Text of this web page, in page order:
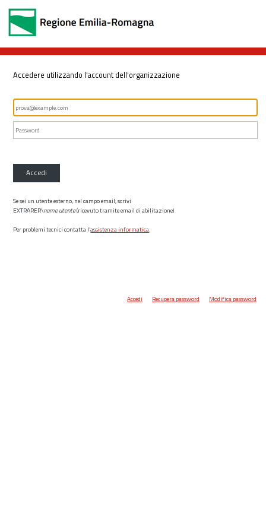
Accedere utilizzando l'account dell'organizzazione
Accedi
Se sei un utente esterno, nel campo email, scrivi
EXTRARER\nome utente(ricevuto tramite email di abilitazione)
Per problemi tecnici contatta l’assistenza informatica.
Accedi Recupera password Modifica password